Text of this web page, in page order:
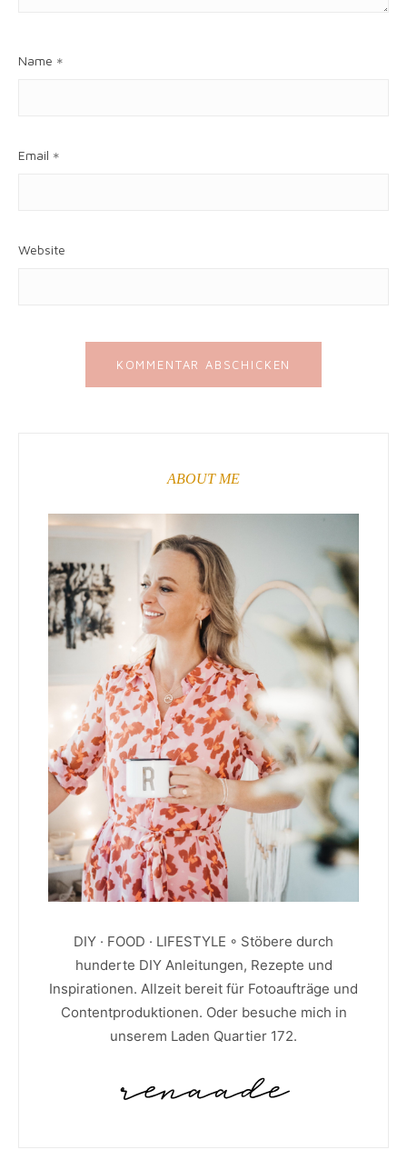
Name *
Email *
Website
ABOUT ME
DIY · FOOD · LIFESTYLE ◦ Stöbere durch
hunderte DIY Anleitungen, Rezepte und
Inspirationen. Allzeit bereit für Fotoaufträge und
Contentproduktionen. Oder besuche mich in
unserem Laden Quartier 172.